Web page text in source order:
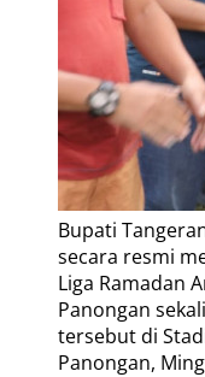
Bupati
secara resmi
Liga Ramadan
Panongan
tersebut di
Panongan,